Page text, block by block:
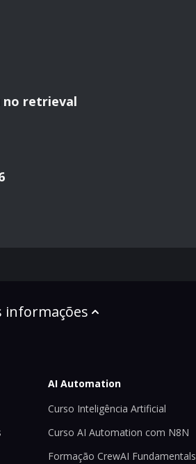
no retrieval
informações
AI Automation
Curso Inteligência Artificial
Curso AI Automation com N8N
Formação CrewAI Fundamentals